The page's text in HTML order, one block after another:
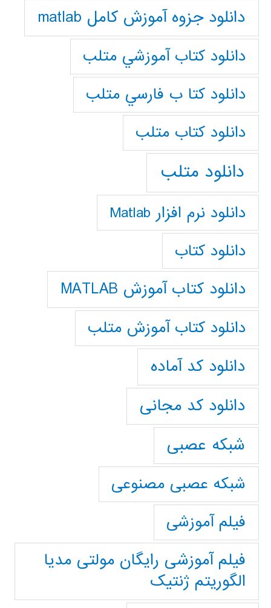
دانلود جزوه آموزش کامل matlab
دانلود كتاب آموزشي متلب
دانلود كتا ب فارسي متلب
دانلود كتاب متلب
دانلود متلب
دانلود نرم افزار Matlab
دانلود کتاب
دانلود کتاب آموزش MATLAB
دانلود کتاب آموزش متلب
دانلود کد آماده
دانلود کد مجانی
شبکه عصبی
شبکه عصبی مصنوعی
فیلم آموزشی
فیلم آموزشی رایگان مولتی مدیا
الگوریتم ژنتیک